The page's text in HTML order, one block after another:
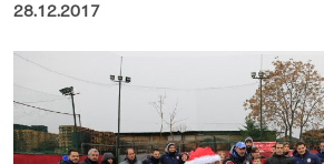
28.12.2017